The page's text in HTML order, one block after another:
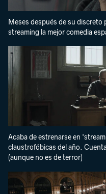
Meses después de su discreto
streaming la mejor comedia
Acaba de estrenarse en
claustrofóbicas del año.
(aunque no es de terror)